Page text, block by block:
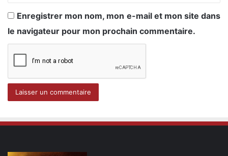
Enregistrer mon nom, mon e-mail et mon site dans
le navigateur pour mon prochain commentaire.